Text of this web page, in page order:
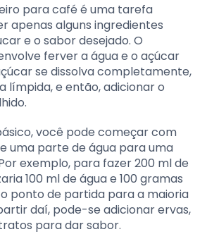
para café é uma tarefa
apenas alguns ingredientes
e o sabor desejado. O
ferver a água e o açúcar
se dissolva completamente,
límpida, e então, adicionar o
você pode começar com
uma parte de água para uma
exemplo, para fazer 200 ml de
100 ml de água e 100 gramas
o ponto de partida para a maioria
daí, pode-se adicionar ervas,
para dar sabor.